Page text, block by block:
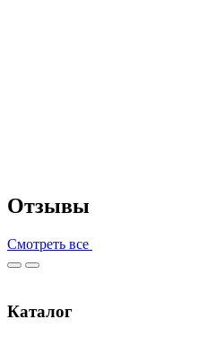
Отзывы
Смотреть все
Каталог